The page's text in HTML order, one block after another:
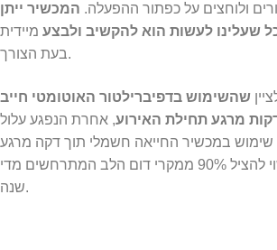
ולוחצים על כפתור ההפעלה. המכשיר ייתן
שעלינו לעשות הוא להקשיב ולבצע מיידית
בעת הצורך.
שהשימוש בדפיברילטור האוטומטי חייב
, אחרת הנפגע עלול
שימוש במכשיר החייאה חשמלי תוך דקה מרגע
תחילת האירוע, עשוי להציל 90% ממקרי דום הלב המתרחשים מדי
שנה.